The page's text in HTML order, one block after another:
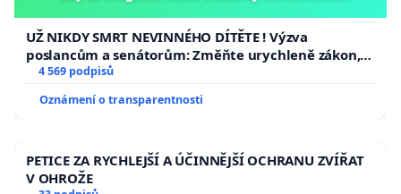
UŽ NIKDY SMRT NEVINNÉHO DÍTĚTE ! Výzva
poslancům a senátorům: Změňte urychleně zákon,
aby se tragédie malé Viktorky už nemohla opakovat!
4 569 podpisů
Oznámení o transparentnosti
PETICE ZA RYCHLEJŠÍ A ÚČINNĚJŠÍ OCHRANU ZVÍŘAT
V OHROŽE